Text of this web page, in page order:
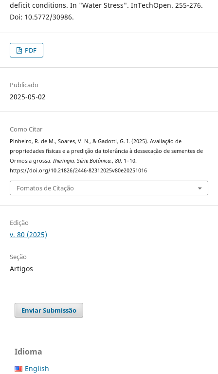
deficit conditions. In "Water Stress". InTechOpen. 255-276.
Doi: 10.5772/30986.
PDF
Publicado
2025-05-02
Como Citar
Pinheiro, R. de M., Soares, V. N., & Gadotti, G. I. (2025). Avaliação de
propriedades físicas e a predição da tolerância à dessecação de sementes de
Ormosia grossa. Iheringia, Série Botânica., 80, 1–10.
https://doi.org/10.21826/2446-82312025v80e20251016
Fomatos de Citação
Edição
v. 80 (2025)
Seção
Artigos
Enviar Submissão
Idioma
English